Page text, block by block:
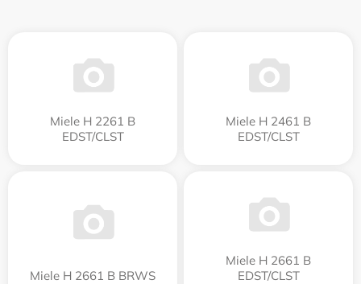
Miele H 2261 B
EDST/CLST
Miele H 2461 B
EDST/CLST
Miele H 2661 B BRWS
Miele H 2661 B
EDST/CLST